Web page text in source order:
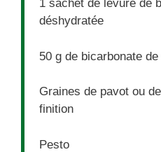
1 sachet de levure de
déshydratée
50 g de bicarbonate
Graines de pavot ou
finition
Pesto